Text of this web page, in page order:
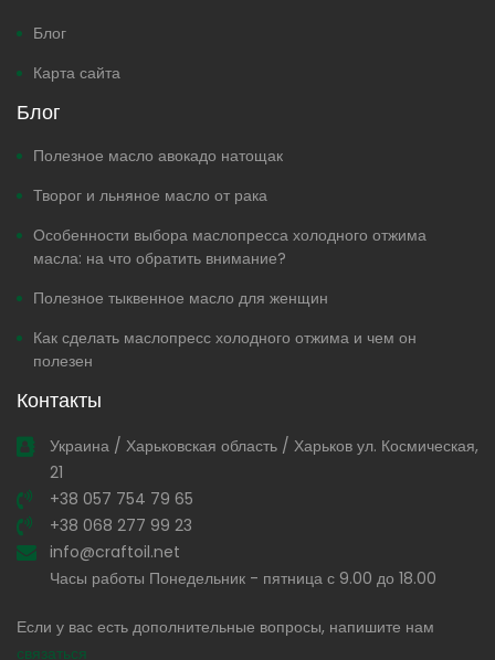
Блог
Карта сайта
Блог
Полезное масло авокадо натощак
Творог и льняное масло от рака
Особенности выбора маслопресса холодного отжима
масла: на что обратить внимание?
Полезное тыквенное масло для женщин
Как сделать маслопресс холодного отжима и чем он
полезен
Контакты
Украина / Харьковская область / Харьков ул. Космическая,
21
+38 057 754 79 65
+38 068 277 99 23
info@craftoil.net
Часы работы Понедельник - пятница с 9.00 до 18.00
Если у вас есть дополнительные вопросы, напишите нам
связаться